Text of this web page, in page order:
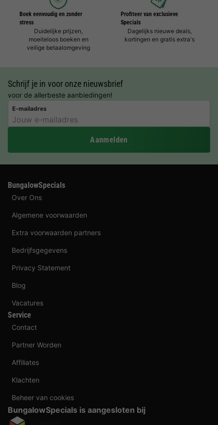
Boek eenvoudig en zonder
stress
Duidelijke prijzen,
moeiteloos boeken en
veilige betaalomgeving
Profiteer van exclusieve
Specials
Dagelijks nieuwe deals,
kortingen en gratis extra's
Schrijf je in voor onze nieuwsbrief
voor de allerbeste aanbiedingen!
E-mailadres
Aanmelden
BungalowSpecials
Over Ons
Algemene voorwaarden
Extra voorwaarden partners
Bedrijfsgegevens
Privacy Statement
Blog
Vacatures
Service
Contact
Partner Worden
Affiliates
Klachten
Beheer van cookies
BungalowSpecials is aangesloten bij